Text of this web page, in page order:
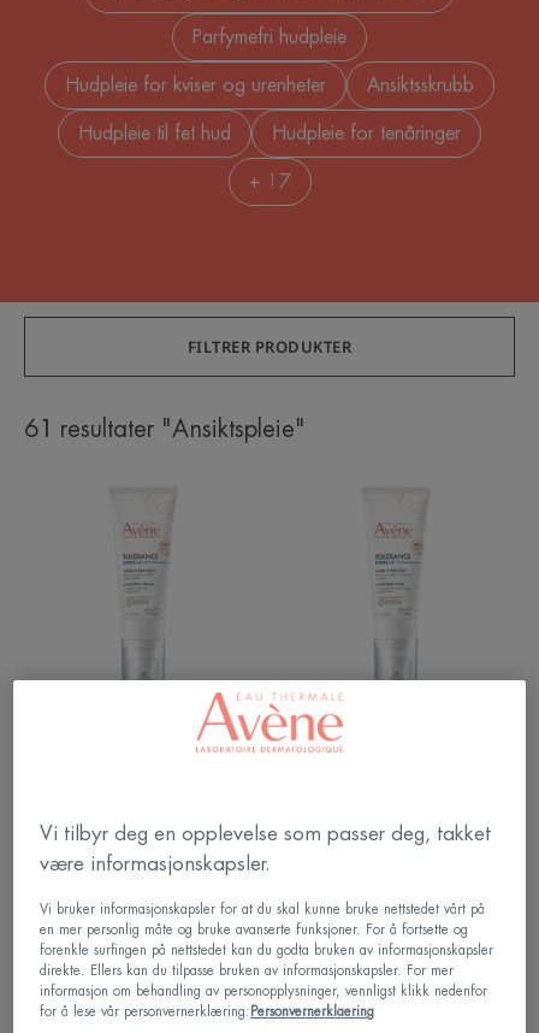
Parfymefri hudpleie
Hudpleie for kviser og urenheter Ansiktsskrubb
Hudpleie til fet hud Hudpleie for tenåringer
+ 17
FILTRER PRODUKTER
61 resultater "Ansiktspleie"
HYDRATING
CREAM
|
Fuktighetskrem
HYDRATING
FLUID
|
Fuktighetskrem
Multi-
intensive
night
cream
|
Anti-
age
Sun
SPF50+
|
Solkrem
til
Vi tilbyr deg en opplevelse som passer deg, takket
være informasjonskapsler.
Vi bruker informasjonskapsler for at du skal kunne bruke nettstedet vårt på
en mer personlig måte og bruke avanserte funksjoner. For å fortsette og
forenkle surfingen på nettstedet kan du godta bruken av informasjonskapsler
direkte. Ellers kan du tilpasse bruken av informasjonskapsler. For mer
informasjon om behandling av personopplysninger, vennligst klikk nedenfor
for å lese vår personvernerklæring: Personvernerklaering